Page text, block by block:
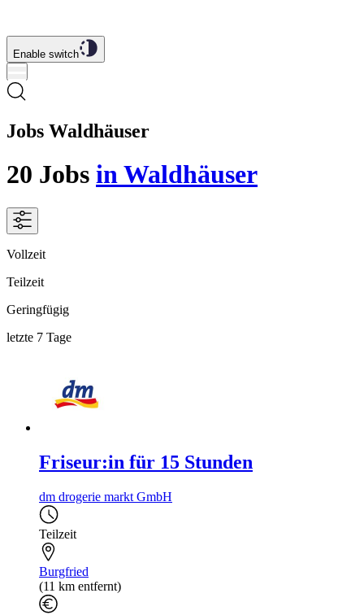
Enable switch
Jobs Waldhäuser
20 Jobs in Waldhäuser
Vollzeit
Teilzeit
Geringfügig
letzte 7 Tage
Friseur:in für 15 Stunden
dm drogerie markt GmbH
Teilzeit
Burgfried
(11 km entfernt)